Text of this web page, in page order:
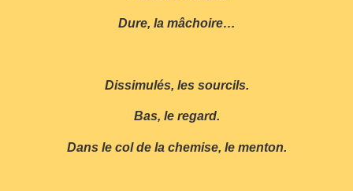
Dure, la mâchoire…
Dissimulés, les sourcils.
Bas, le regard.
Dans le col de la chemise, le menton.